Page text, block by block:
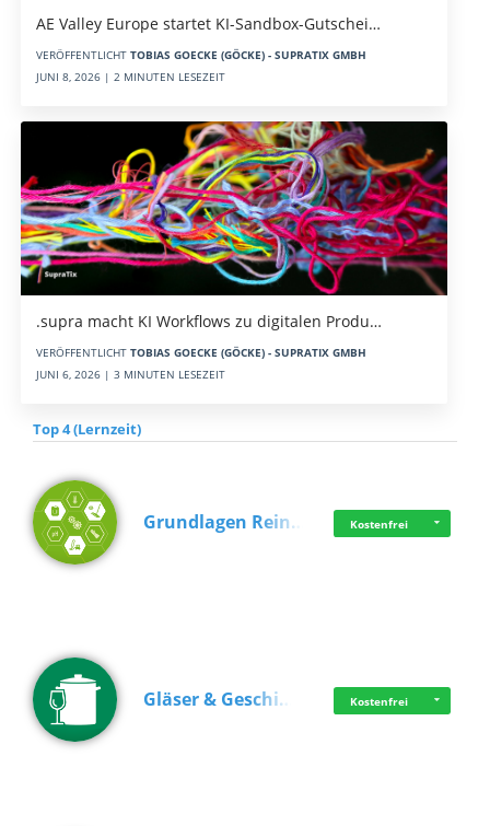
AE Valley Europe startet KI-Sandbox-Gutschei…
VERÖFFENTLICHT TOBIAS GOECKE (GÖCKE) - SUPRATIX GMBH
JUNI 8, 2026 | 2 MINUTEN LESEZEIT
.supra macht KI Workflows zu digitalen Produ…
VERÖFFENTLICHT TOBIAS GOECKE (GÖCKE) - SUPRATIX GMBH
JUNI 6, 2026 | 3 MINUTEN LESEZEIT
Top 4 (Lernzeit)
Grundlagen Rein… Kostenfrei
Gläser & Geschi… Kostenfrei